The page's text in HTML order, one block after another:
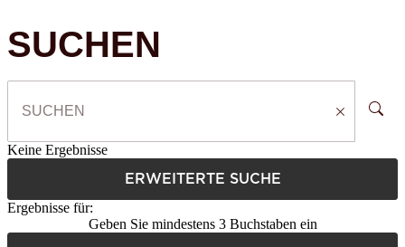
SUCHEN
Keine Ergebnisse
ERWEITERTE SUCHE
Ergebnisse für:
Geben Sie mindestens 3 Buchstaben ein